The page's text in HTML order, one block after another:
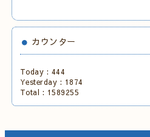
カウンター
Today : 444
Yesterday : 1874
Total : 1589255